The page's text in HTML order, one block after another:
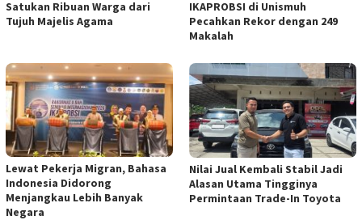
Satukan Ribuan Warga dari
Tujuh Majelis Agama
IKAPROBSI di Unismuh
Pecahkan Rekor dengan 249
Makalah
Lewat Pekerja Migran, Bahasa
Indonesia Didorong
Menjangkau Lebih Banyak
Negara
Nilai Jual Kembali Stabil Jadi
Alasan Utama Tingginya
Permintaan Trade-In Toyota